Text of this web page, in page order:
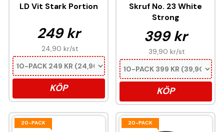
LD Vit Stark Portion
249 kr
24,90 kr/st
KÖP
Skruf No. 23 White
Strong
399 kr
39,90 kr/st
KÖP
20-PACK 20-PACK